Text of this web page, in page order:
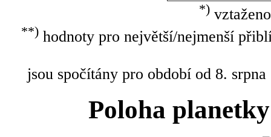
*)
**)hodnoty pro největší/nejmenší
jsou spočítány pro období od 8.
Poloha